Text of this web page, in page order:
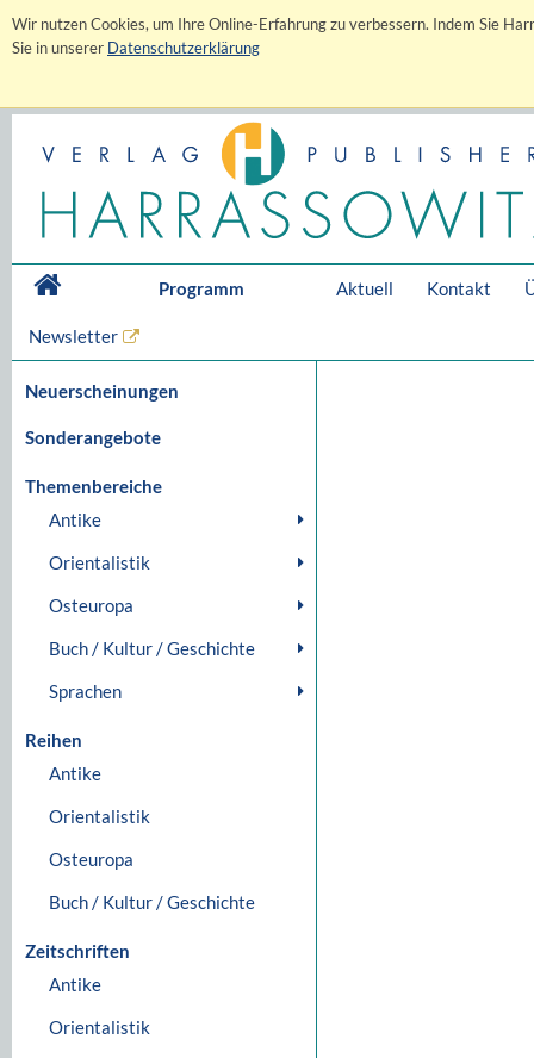
Wir nutzen Cookies, um Ihre Online-Erfahrung zu verbessern. Indem Sie
Sie in unserer Datenschutzerklärung
Programm Aktuell Kontakt
Newsletter
Neuerscheinungen
Sonderangebote
Themenbereiche
Antike
Orientalistik
Osteuropa
Buch / Kultur / Geschichte
Sprachen
Reihen
Antike
Orientalistik
Osteuropa
Buch / Kultur / Geschichte
Zeitschriften
Antike
Orientalistik